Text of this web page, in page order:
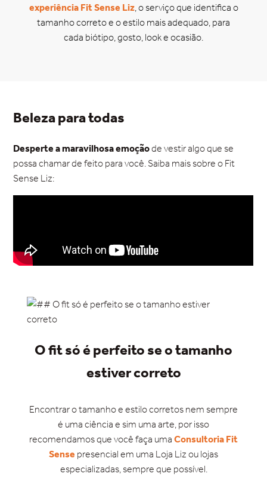
experiência Fit Sense Liz, o serviço que identifica o
tamanho correto e o estilo mais adequado, para
cada biótipo, gosto, look e ocasião.
Beleza para todas
Desperte a maravilhosa emoçãode vestir algo que se
possa chamar de feito para você. Saiba mais sobre o Fit
Sense Liz:
O fit só é perfeito se o tamanho
estiver correto
Encontrar o tamanho e estilo corretos nem sempre
é uma ciência e sim uma arte, por isso
recomendamos que você faça uma Consultoria Fit
Sense presencial em uma Loja Liz ou lojas
especializadas, sempre que possível.